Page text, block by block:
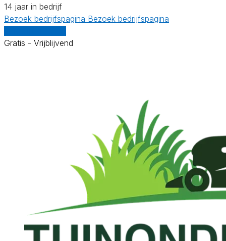
14 jaar in bedrijf
Bezoek bedrijfspagina Bezoek bedrijfspagina
Gratis - Vrijblijvend